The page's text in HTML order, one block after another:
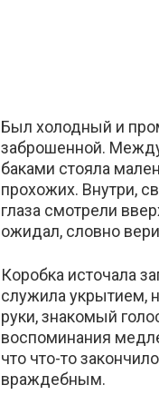
Был холодный и
заброшенной.
баками стояла
прохожих. Внутри,
глаза смотрели
ожидал, словно
Коробка источала
служила укрытием,
руки, знакомый
воспоминания
что что-то
враждебным.